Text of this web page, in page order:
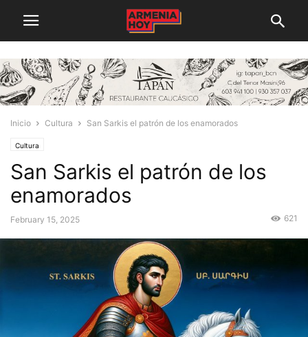
Inicio Cultura San Sarkis el patrón de los enamorados
Cultura
San Sarkis el patrón de los
enamorados
February 15, 2025 621